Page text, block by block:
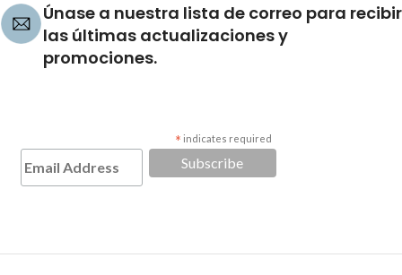
Únase a nuestra lista de correo para recibir
las últimas actualizaciones y
promociones.
* indicates required